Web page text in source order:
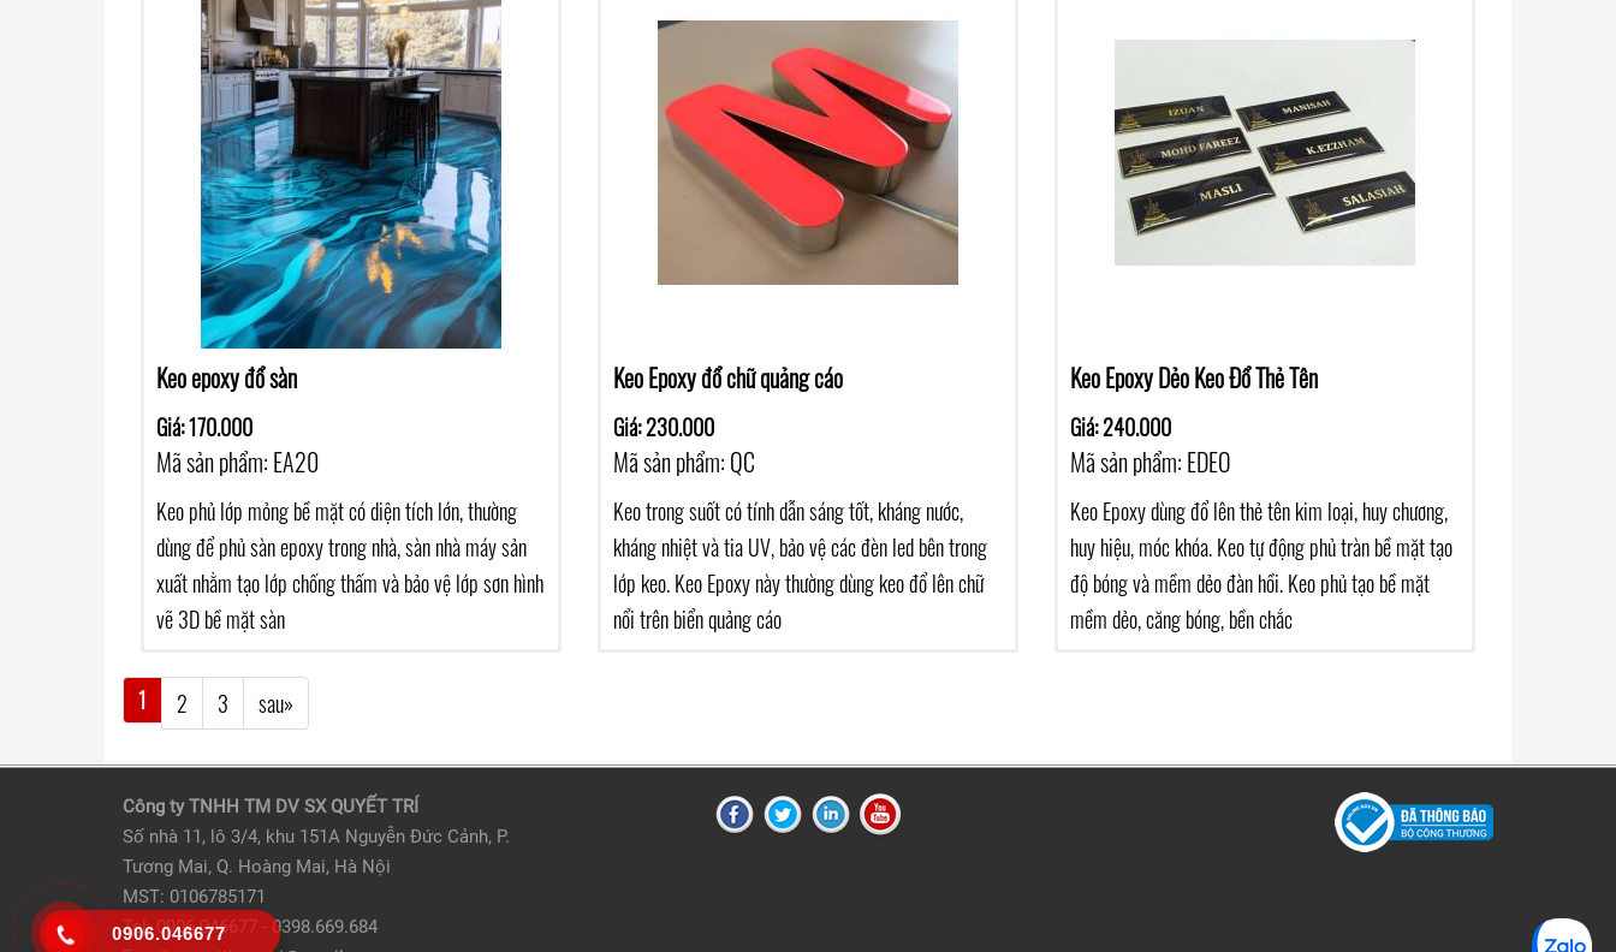
Keo epoxy đổ sàn
Giá: 170.000
Mã sản phẩm: EA20
Keo phủ lớp mỏng bề mặt có diện tích lớn, thường
dùng để phủ sàn epoxy trong nhà, sàn nhà máy sản
xuất nhằm tạo lớp chống thấm và bảo vệ lớp sơn hình
vẽ 3D bề mặt sàn
Keo Epoxy đổ chữ quảng cáo
Giá: 230.000
Mã sản phẩm: QC
Keo trong suốt có tính dẫn sáng tốt, kháng nước,
kháng nhiệt và tia UV, bảo vệ các đèn led bên trong
lớp keo. Keo Epoxy này thường dùng keo đổ lên chữ
nổi trên biển quảng cáo
Keo Epoxy Dẻo Keo Đổ Thẻ Tên
Giá: 240.000
Mã sản phẩm: EDEO
Keo Epoxy dùng đổ lên thẻ tên kim loại, huy chương,
huy hiệu, móc khóa. Keo tự động phủ tràn bề mặt tạo
độ bóng và mềm dẻo đàn hồi. Keo phủ tạo bề mặt
mềm dẻo, căng bóng, bền chắc
1 2 3 sau»
Công ty TNHH TM DV SX QUYẾT TRÍ
Số nhà 11, lô 3/4, khu 151A Nguyễn Đức Cảnh, P.
Tương Mai, Q. Hoàng Mai, Hà Nội
MST: 0106785171
Tel: 0906.046677 - 0398.669.684
0906.046677